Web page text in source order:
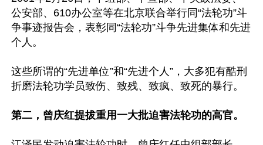
公安部、610办公室等在北京联合举行同“法轮功”斗
争事迹报告会，表彰同“法轮功”斗争先进集体和先进
个人。
这些所谓的“先进单位”和“先进个人”，大多犯有酷刑
折磨法轮功学员致伤、致残、致疯、致死的暴行。
第二，曾庆红提拔重用一大批迫害法轮功的高官。